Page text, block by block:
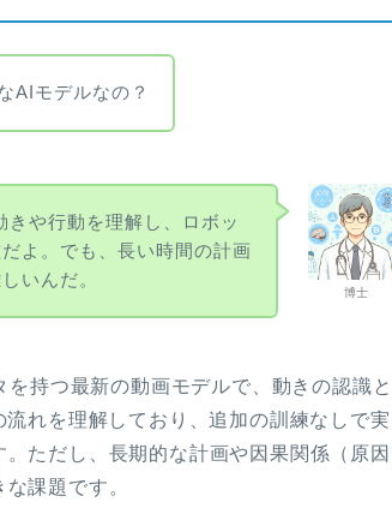
AIモデルなの？
博士
や行動を理解し、ロボッ
よ。でも、長い時間の計画
いんだ。
持つ最新の動画モデルで、動きの認識と
れを理解しており、追加の訓練なしで実
ただし、長期的な計画や因果関係（原因
課題です。